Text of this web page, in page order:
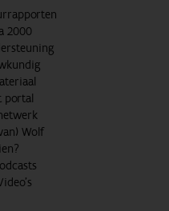
2000
portal
Wolf